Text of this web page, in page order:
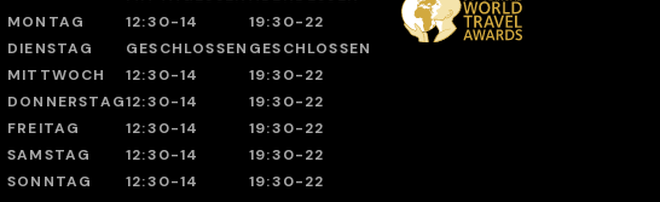
MONTAG
12:30-14
19:30-22
DIENSTAG
GESCHLOSSEN GESCHLOSSEN
MITTWOCH
12:30-14
19:30-22
DONNERSTAG12:30-14
19:30-22
FREITAG
12:30-14
19:30-22
SAMSTAG
12:30-14
19:30-22
SONNTAG
12:30-14 19:30-22